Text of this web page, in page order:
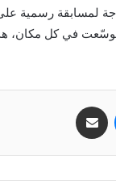
لمسابقة رسمية
في كل مكان،